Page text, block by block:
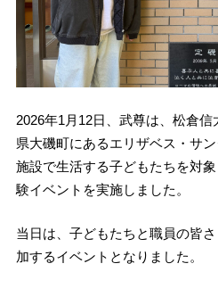
2026年1月12日、 武尊は、 松倉信
県大磯町にあるエリザベス・サ
施設で生活する子どもたちを対
験イベントを実施しました。
当日は、子どもたちと職員の皆
加するイベントとなりました。